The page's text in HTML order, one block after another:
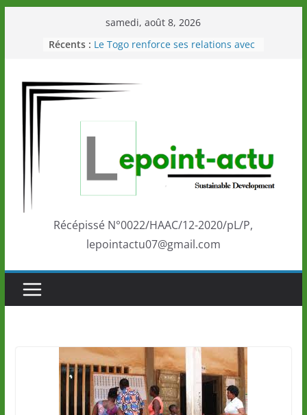
samedi, août 8, 2026
Récents : Le Togo renforce ses relations avec
Éléphants en Côte d’Ivoire
LOTO DETENTE”, un nouveau tirage
marque de confiance au Togo sur
la scène internationale au-delà des
performances de ses athlètes
Togo: Que retenir de la politique
éducation et de l’ambition de
Récépissé N°0022/HAAC/12-2020/pL/P,
lepointactu07@gmail.com